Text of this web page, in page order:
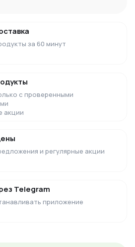
за 60 минут
с проверенными
акции
и регулярные акции
Telegram
приложение